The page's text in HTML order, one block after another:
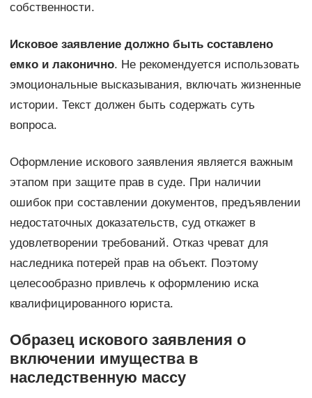
собственности.
Исковое заявление должно быть составлено
емко и лаконично. Не рекомендуется использовать
эмоциональные высказывания, включать жизненные
истории. Текст должен быть содержать суть
вопроса.
Оформление искового заявления является важным
этапом при защите прав в суде. При наличии
ошибок при составлении документов, предъявлении
недостаточных доказательств, суд откажет в
удовлетворении требований. Отказ чреват для
наследника потерей прав на объект. Поэтому
целесообразно привлечь к оформлению иска
квалифицированного юриста.
Образец искового заявления о
включении имущества в
наследственную массу